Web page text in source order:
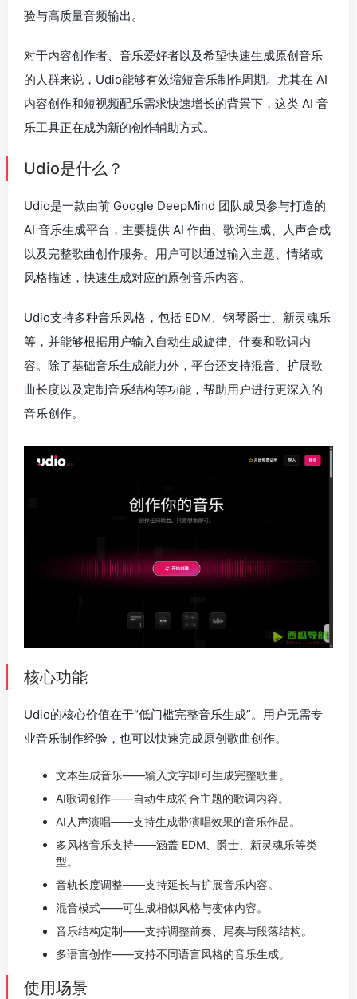
验与高质量音频输出。
对于内容创作者、音乐爱好者以及希望快速生成原创音乐
的人群来说，Udio能够有效缩短音乐制作周期。尤其在 AI
内容创作和短视频配乐需求快速增长的背景下，这类 AI 音
乐工具正在成为新的创作辅助方式。
Udio是什么？
Udio是一款由前 Google DeepMind 团队成员参与打造的
AI 音乐生成平台，主要提供 AI 作曲、歌词生成、人声合成
以及完整歌曲创作服务。用户可以通过输入主题、情绪或
风格描述，快速生成对应的原创音乐内容。
Udio支持多种音乐风格，包括 EDM、钢琴爵士、新灵魂乐
等，并能够根据用户输入自动生成旋律、伴奏和歌词内
容。除了基础音乐生成能力外，平台还支持混音、扩展歌
曲长度以及定制音乐结构等功能，帮助用户进行更深入的
音乐创作。
核心功能
Udio的核心价值在于“低门槛完整音乐生成”。用户无需专
业音乐制作经验，也可以快速完成原创歌曲创作。
文本生成音乐——输入文字即可生成完整歌曲。
AI歌词创作——自动生成符合主题的歌词内容。
AI人声演唱——支持生成带演唱效果的音乐作品。
多风格音乐支持——涵盖 EDM、爵士、新灵魂乐等类
型。
音轨长度调整——支持延长与扩展音乐内容。
混音模式——可生成相似风格与变体内容。
音乐结构定制——支持调整前奏、尾奏与段落结构。
多语言创作——支持不同语言风格的音乐生成。
使用场景